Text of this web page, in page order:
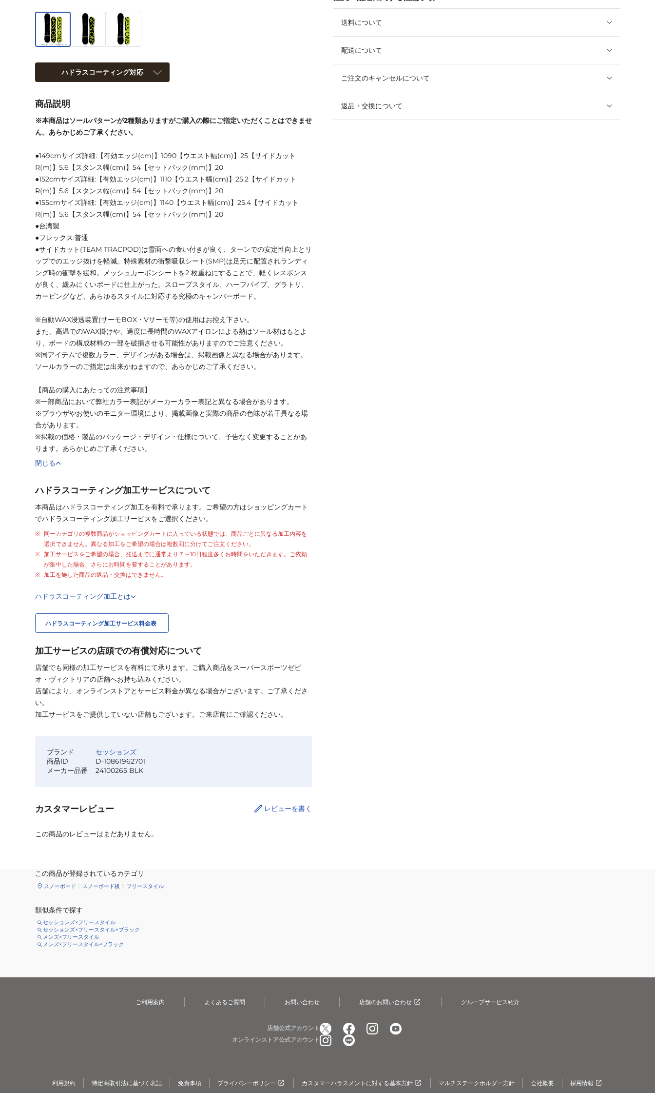
送料について
配送について
ご注文のキャンセルについて
返品・交換について
ハドラスコーティング対応
商品説明
※本商品はソールパターンが2種類ありますがご購入の際にご指定いただくことはできませ
ん。あらかじめご了承ください。
●149cmサイズ詳細:【有効エッジ(cm)】1090【ウエスト幅(cm)】25【サイドカット
R(m)】5.6【スタンス幅(cm)】54【セットバック(mm)】20
●152cmサイズ詳細:【有効エッジ(cm)】1110【ウエスト幅(cm)】25.2【サイドカット
R(m)】5.6【スタンス幅(cm)】54【セットバック(mm)】20
●155cmサイズ詳細:【有効エッジ(cm)】1140【ウエスト幅(cm)】25.4【サイドカット
R(m)】5.6【スタンス幅(cm)】54【セットバック(mm)】20
●台湾製
●フレックス:普通
●サイドカット(TEAM TRACPOD)は雪面への食い付きが良く、ターンでの安定性向上とリ
ップでのエッジ抜けを軽減。特殊素材の衝撃吸収シート(SMP)は足元に配置されランディ
ング時の衝撃を緩和。メッシュカーボンシートを2 枚重ねにすることで、軽くレスポンス
が良く、緩みにくいボードに仕上がった。スロープスタイル、ハーフパイプ、グラトリ、
カービングなど、あらゆるスタイルに対応する究極のキャンバーボード。
※自動WAX浸透装置(サーモBOX・Vサーモ等)の使用はお控え下さい。
また、高温でのWAX掛けや、過度に長時間のWAXアイロンによる熱はソール材はもとよ
り、ボードの構成材料の一部を破損させる可能性がありますのでご注意ください。
※同アイテムで複数カラー、デザインがある場合は、掲載画像と異なる場合があります。
ソールカラーのご指定は出来かねますので、あらかじめご了承ください。
【商品の購入にあたっての注意事項】
※一部商品において弊社カラー表記がメーカーカラー表記と異なる場合があります。
※ブラウザやお使いのモニター環境により、掲載画像と実際の商品の色味が若干異なる場
合があります。
※掲載の価格・製品のパッケージ・デザイン・仕様について、予告なく変更することがあ
ります。あらかじめご了承ください。
閉じる
ハドラスコーティング加工サービスについて
本商品はハドラスコーティング加工を有料で承ります。ご希望の方はショッピングカート
でハドラスコーティング加工サービスをご選択ください。
同一カテゴリの複数商品がショッピングカートに入っている状態では、商品ごとに異なる加工内容を
選択できません。異なる加工をご希望の場合は複数回に分けてご注文ください。
加工サービスをご希望の場合、発送までに通常より ７～10日程度多くお時間をいただきます。ご依頼
が集中した場合、さらにお時間を要することがあります。
加工を施した商品の返品・交換はできません。
ハドラスコーティング加工とは
ハドラスコーティング加工サービス料金表
加工サービスの店頭での有償対応について
店舗でも同様の加工サービスを有料にて承ります。ご購入商品をスーパースポーツゼビ
オ・ヴィクトリアの店舗へお持ち込みください。
店舗により、オンラインストアとサービス料金が異なる場合がございます。ご了承くださ
い。
加工サービスをご提供していない店舗もございます。ご来店前にご確認ください。
ブランド
セッションズ
商品ID
D-10861962701
メーカー品番
24100265 BLK
カスタマーレビュー レビューを書く
この商品のレビューはまだありません。
この商品が登録されているカテゴリ
スノーボード スノーボード板 フリースタイル
類似条件で探す
セッションズ×フリースタイル
セッションズ×フリースタイル×ブラック
メンズ×フリースタイル
メンズ×フリースタイル×ブラック
ご利用案内 よくあるご質問 お問い合わせ 店舗のお問い合わせ グループサービス紹介
店舗公式アカウント
オンラインストア公式アカウント
利用規約 特定商取引法に基づく表記 免責事項 プライバシーポリシー カスタマーハラスメントに対する基本方針 マルチステークホルダー方針 会社概要 採用情報